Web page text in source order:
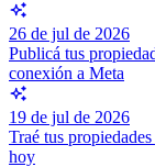
26 de jul de 2026
Publicá tus
conexión a Meta
19 de jul de 2026
Traé tus
hoy